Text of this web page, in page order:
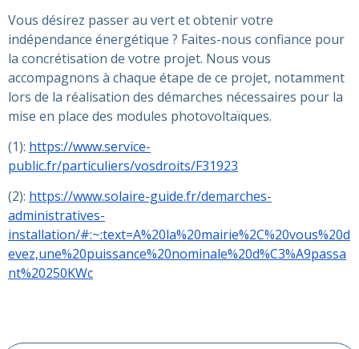
Vous désirez passer au vert et obtenir votre
indépendance énergétique ? Faites-nous confiance pour
la concrétisation de votre projet. Nous vous
accompagnons à chaque étape de ce projet, notamment
lors de la réalisation des démarches nécessaires pour la
mise en place des modules photovoltaïques.
(1): https://www.service-
public.fr/particuliers/vosdroits/F31923
(2): https://www.solaire-guide.fr/demarches-
administratives-
installation/#:~:text=A%20la%20mairie%2C%20vous%20d
evez,une%20puissance%20nominale%20d%C3%A9passa
nt%20250KWc